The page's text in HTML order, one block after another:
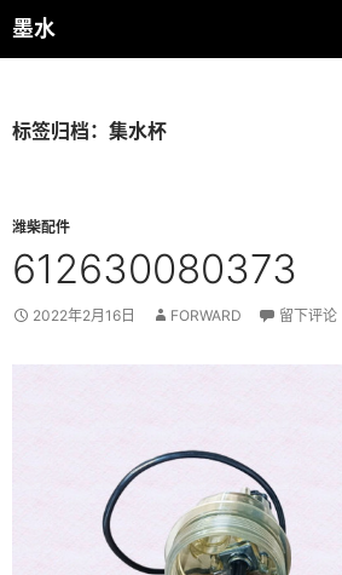
跳
至
墨水
搜
索
标签归档：集水杯
潍柴配件
612630080373
2022年2月16日 FORWARD 留下评论